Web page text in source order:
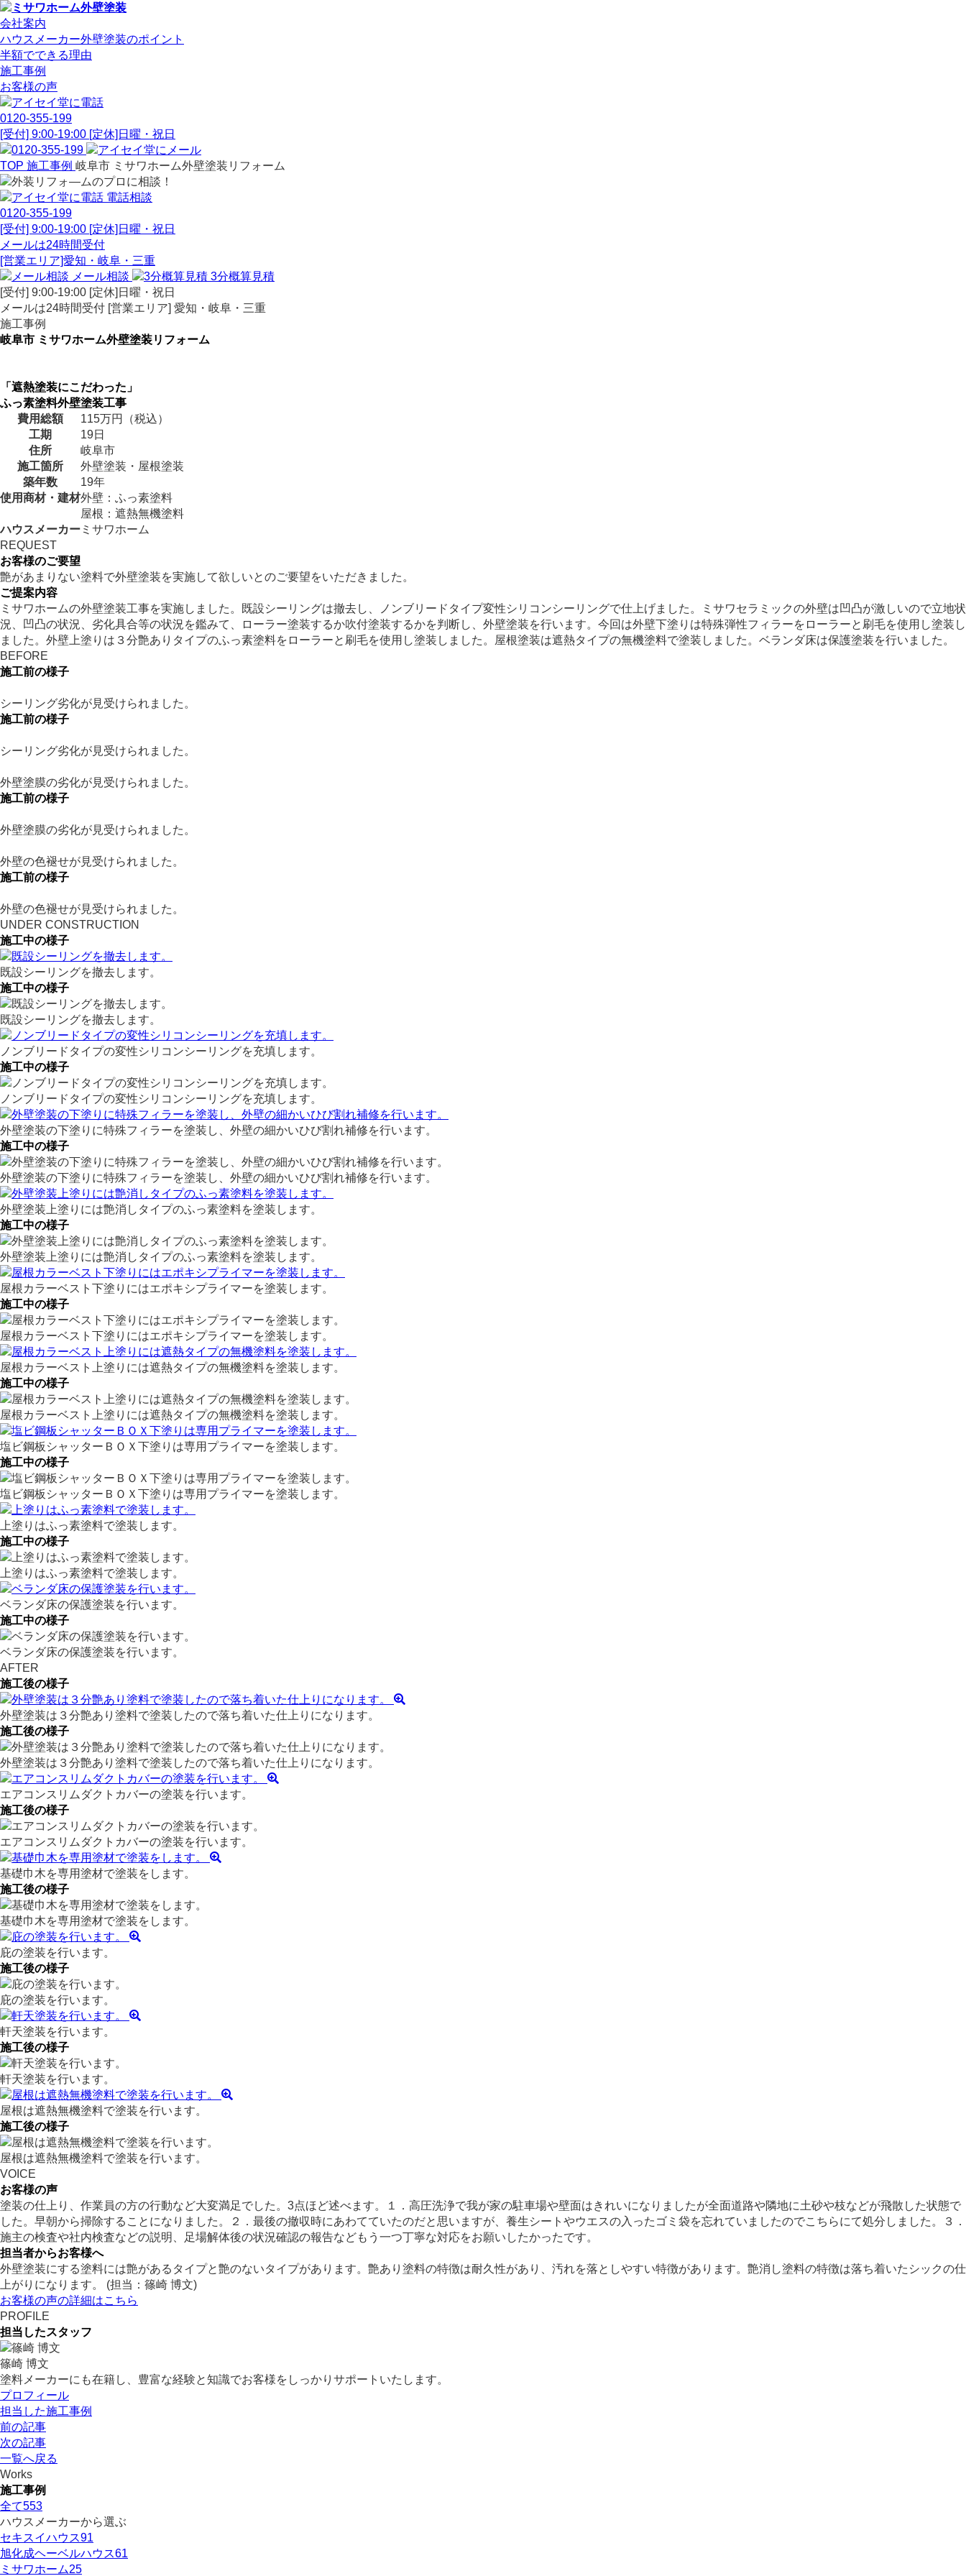
会社案内
ハウスメーカー外壁塗装のポイント
半額でできる理由
施工事例
お客様の声
0120-355-199
[受付] 9:00-19:00 [定休]日曜・祝日
TOP 施工事例 岐阜市 ミサワホーム外壁塗装リフォーム
電話相談
0120-355-199
[受付] 9:00-19:00 [定休]日曜・祝日
メールは24時間受付
[営業エリア]愛知・岐阜・三重
メール相談
3分概算見積
[受付] 9:00-19:00 [定休]日曜・祝日
メールは24時間受付 [営業エリア] 愛知・岐阜・三重
施工事例
岐阜市 ミサワホーム外壁塗装リフォーム
「遮熱塗装にこだわった」
ふっ素塗料外壁塗装工事
費用総額
115万円（税込）
工期
19日
住所
岐阜市
施工箇所
外壁塗装・屋根塗装
築年数
19年
使用商材・建材外壁：ふっ素塗料
屋根：遮熱無機塗料
ハウスメーカー ミサワホーム
REQUEST
お客様のご要望
艶があまりない塗料で外壁塗装を実施して欲しいとのご要望をいただきました。
ご提案内容
ミサワホームの外壁塗装工事を実施しました。既設シーリングは撤去し、ノンブリードタイプ変性シリコンシーリングで仕上げました。ミサワセラミックの外壁は凹凸が激しいので立地状
況、凹凸の状況、劣化具合等の状況を鑑みて、ローラー塗装するか吹付塗装するかを判断し、外壁塗装を行います。今回は外壁下塗りは特殊弾性フィラーをローラーと刷毛を使用し塗装し
ました。外壁上塗りは３分艶ありタイプのふっ素塗料をローラーと刷毛を使用し塗装しました。屋根塗装は遮熱タイプの無機塗料で塗装しました。ベランダ床は保護塗装を行いました。
BEFORE
施工前の様子
シーリング劣化が見受けられました。
施工前の様子
シーリング劣化が見受けられました。
外壁塗膜の劣化が見受けられました。
施工前の様子
外壁塗膜の劣化が見受けられました。
外壁の色褪せが見受けられました。
施工前の様子
外壁の色褪せが見受けられました。
UNDER CONSTRUCTION
施工中の様子
既設シーリングを撤去します。
施工中の様子
既設シーリングを撤去します。
ノンブリードタイプの変性シリコンシーリングを充填します。
施工中の様子
ノンブリードタイプの変性シリコンシーリングを充填します。
外壁塗装の下塗りに特殊フィラーを塗装し、外壁の細かいひび割れ補修を行います。
施工中の様子
外壁塗装の下塗りに特殊フィラーを塗装し、外壁の細かいひび割れ補修を行います。
外壁塗装上塗りには艶消しタイプのふっ素塗料を塗装します。
施工中の様子
外壁塗装上塗りには艶消しタイプのふっ素塗料を塗装します。
屋根カラーベスト下塗りにはエポキシプライマーを塗装します。
施工中の様子
屋根カラーベスト下塗りにはエポキシプライマーを塗装します。
屋根カラーベスト上塗りには遮熱タイプの無機塗料を塗装します。
施工中の様子
屋根カラーベスト上塗りには遮熱タイプの無機塗料を塗装します。
塩ビ鋼板シャッターＢＯＸ下塗りは専用プライマーを塗装します。
施工中の様子
塩ビ鋼板シャッターＢＯＸ下塗りは専用プライマーを塗装します。
上塗りはふっ素塗料で塗装します。
施工中の様子
上塗りはふっ素塗料で塗装します。
ベランダ床の保護塗装を行います。
施工中の様子
ベランダ床の保護塗装を行います。
AFTER
施工後の様子
外壁塗装は３分艶あり塗料で塗装したので落ち着いた仕上りになります。
施工後の様子
外壁塗装は３分艶あり塗料で塗装したので落ち着いた仕上りになります。
エアコンスリムダクトカバーの塗装を行います。
施工後の様子
エアコンスリムダクトカバーの塗装を行います。
基礎巾木を専用塗材で塗装をします。
施工後の様子
基礎巾木を専用塗材で塗装をします。
庇の塗装を行います。
施工後の様子
庇の塗装を行います。
軒天塗装を行います。
施工後の様子
軒天塗装を行います。
屋根は遮熱無機塗料で塗装を行います。
施工後の様子
屋根は遮熱無機塗料で塗装を行います。
VOICE
お客様の声
塗装の仕上り、作業員の方の行動など大変満足でした。3点ほど述べます。１．高圧洗浄で我が家の駐車場や壁面はきれいになりましたが全面道路や隣地に土砂や枝などが飛散した状態で
した。早朝から掃除することになりました。２．最後の撤収時にあわてていたのだと思いますが、養生シートやウエスの入ったゴミ袋を忘れていましたのでこちらにて処分しました。３．
施主の検査や社内検査などの説明、足場解体後の状況確認の報告などもう一つ丁寧な対応をお願いしたかったです。
担当者からお客様へ
外壁塗装にする塗料には艶があるタイプと艶のないタイプがあります。艶あり塗料の特徴は耐久性があり、汚れを落としやすい特徴があります。艶消し塗料の特徴は落ち着いたシックの仕
上がりになります。 (担当：篠崎 博文)
お客様の声の詳細はこちら
PROFILE
担当したスタッフ
篠崎 博文
塗料メーカーにも在籍し、豊富な経験と知識でお客様をしっかりサポートいたします。
プロフィール
担当した施工事例
前の記事
次の記事
一覧へ戻る
Works
施工事例
全て553
ハウスメーカーから選ぶ
セキスイハウス91
旭化成ヘーベルハウス61
ミサワホーム25